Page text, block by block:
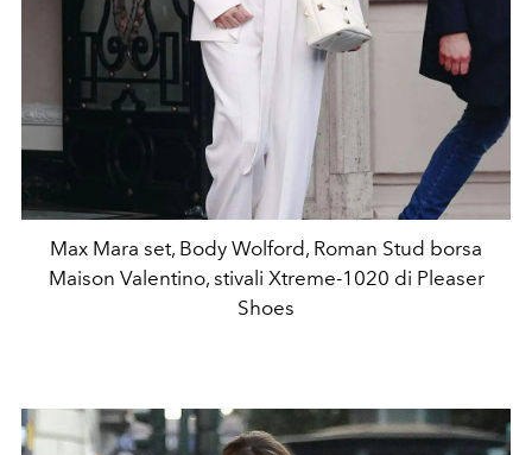
Max Mara set, Body Wolford, Roman Stud borsa
Maison Valentino, stivali Xtreme-1020 di Pleaser
Shoes